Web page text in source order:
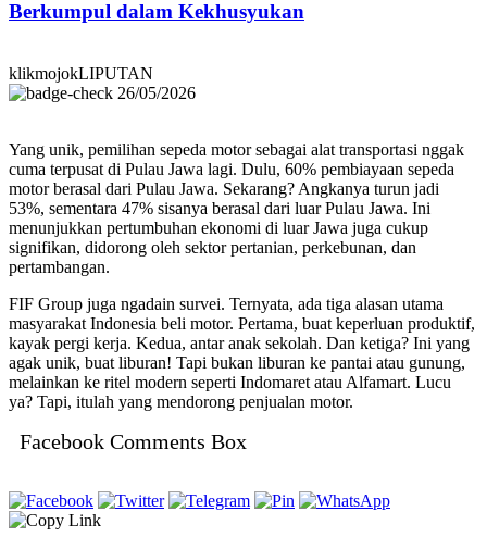
Berkumpul dalam Kekhusyukan
klikmojokLIPUTAN
26/05/2026
Yang unik, pemilihan sepeda motor sebagai alat transportasi nggak
cuma terpusat di Pulau Jawa lagi. Dulu, 60% pembiayaan sepeda
motor berasal dari Pulau Jawa. Sekarang? Angkanya turun jadi
53%, sementara 47% sisanya berasal dari luar Pulau Jawa. Ini
menunjukkan pertumbuhan ekonomi di luar Jawa juga cukup
signifikan, didorong oleh sektor pertanian, perkebunan, dan
pertambangan.
FIF Group juga ngadain survei. Ternyata, ada tiga alasan utama
masyarakat Indonesia beli motor. Pertama, buat keperluan produktif,
kayak pergi kerja. Kedua, antar anak sekolah. Dan ketiga? Ini yang
agak unik, buat liburan! Tapi bukan liburan ke pantai atau gunung,
melainkan ke ritel modern seperti Indomaret atau Alfamart. Lucu
ya? Tapi, itulah yang mendorong penjualan motor.
Facebook Comments Box